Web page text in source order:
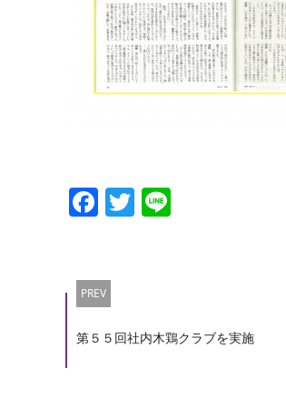
Facebook
Twitter
PREV
第５５回社内木鶏クラブを実施